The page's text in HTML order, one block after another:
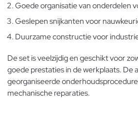
Goede organisatie van onderdelen
Geslepen snijkanten voor
Duurzame constructie voor
De set is veelzijdig en geschikt voor
goede prestaties in de werkplaats.
georganiseerde
mechanische reparaties.